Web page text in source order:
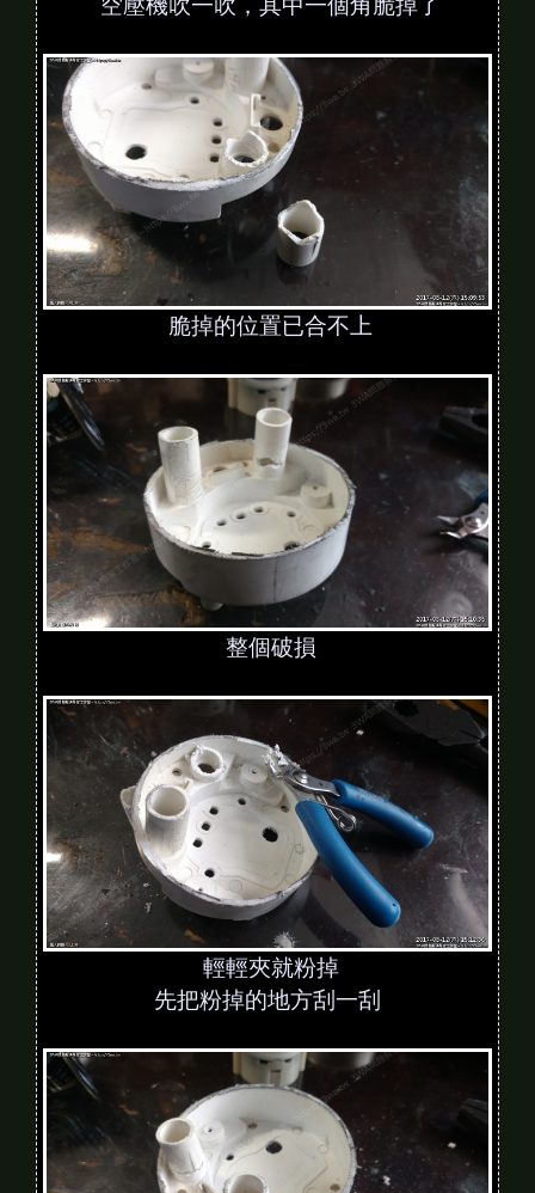
空壓機吹一吹，其中一個角脆掉了
脆掉的位置已合不上
整個破損
輕輕夾就粉掉
先把粉掉的地方刮一刮